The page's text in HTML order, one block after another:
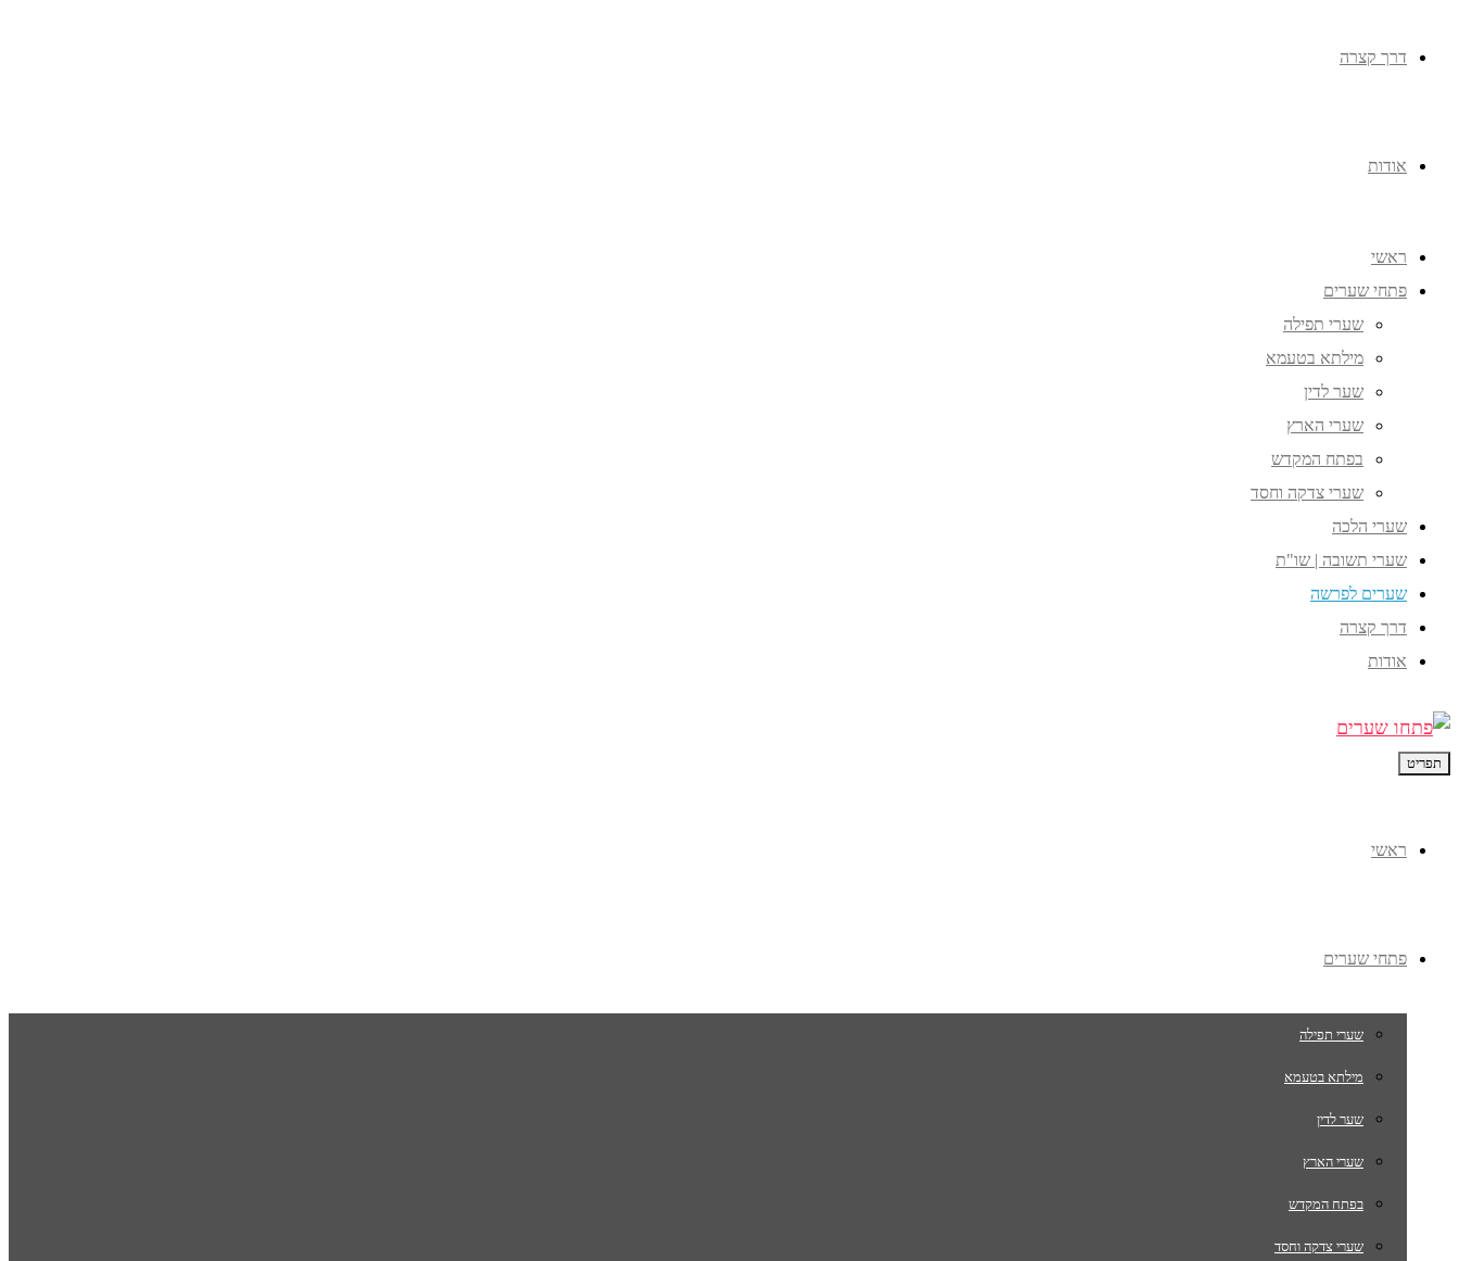
דרך קצרה
אודות
ראשי
פתחי שערים
שערי תפילה
מילתא בטעמא
שער לדין
שערי הארץ
בפתח המקדש
שערי צדקה וחסד
שערי הלכה
שערי תשובה | שו"ת
שערים לפרשה
דרך קצרה
אודות
תפריט
ראשי
פתחי שערים
שערי תפילה
מילתא בטעמא
שער לדין
שערי הארץ
בפתח המקדש
שערי צדקה וחסד